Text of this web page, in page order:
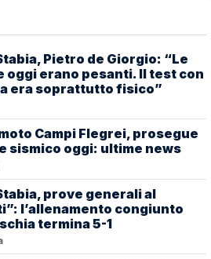
Pietro de Giorgio: “Le
oggi erano pesanti. Il test con
era soprattutto fisico”
Campi Flegrei, prosegue
sismico oggi: ultime news
prove generali al
l’allenamento congiunto
termina 5-1